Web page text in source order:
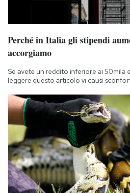
Perché in Italia gli stipendi
accorgiamo
Se avete un reddito inferiore ai 50mila
leggere questo articolo vi causi